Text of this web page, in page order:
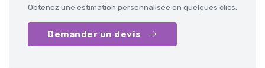
Obtenez une estimation personnalisée en quelques clics.
Demander un devis